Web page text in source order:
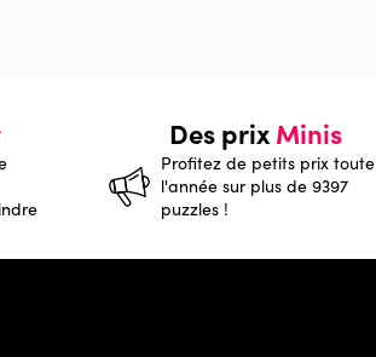
Des prixMinis
Profitez de petits prix toute
l'année sur plus de 9397
puzzles !